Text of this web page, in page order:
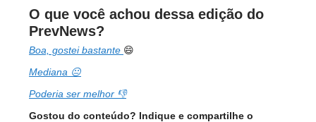
O que você achou dessa edição do
PrevNews?
Boa, gostei bastante 😄
Mediana 😐
Poderia ser melhor 👎
Gostou do conteúdo? Indique e compartilhe o